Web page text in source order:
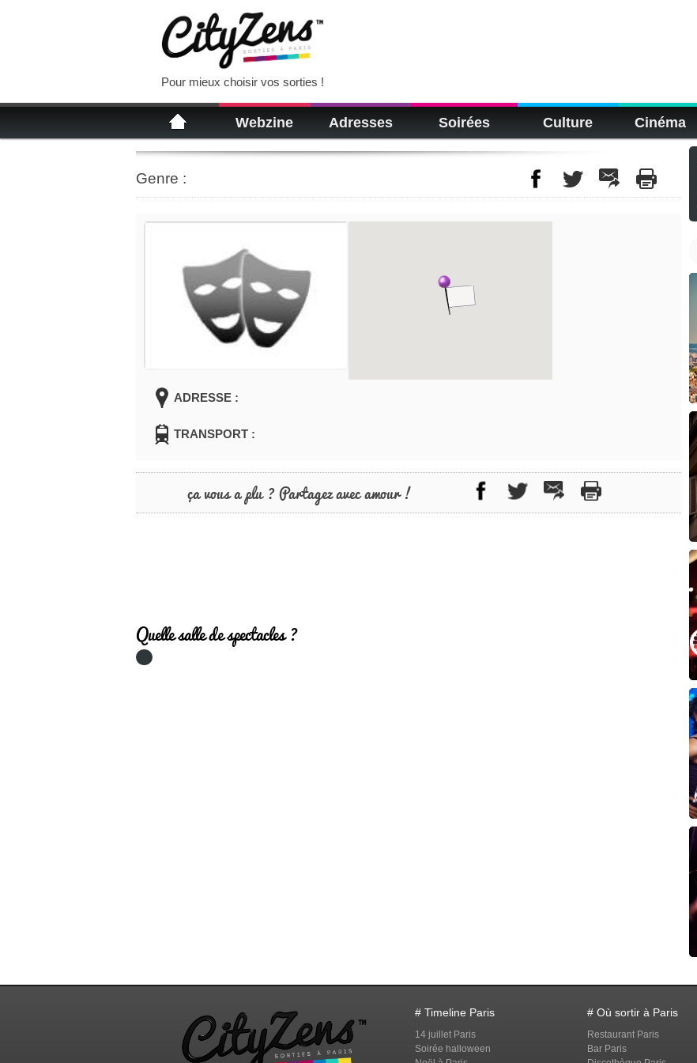
Pour mieux choisir vos sorties !
Webzine Adresses Soirées Culture Cinéma
Genre :
ADRESSE :
TRANSPORT :
ça vous a plu ? Partagez avec amour !
Quelle salle de spectacles ?
# Timeline Paris
14 juillet Paris
Soirée halloween
# Où sortir à Paris
Restaurant Paris
Bar Paris